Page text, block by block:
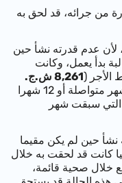
جرائه، قد لحق به
عدم قدرته نشأ حين
بدأ يعمل، وكانت
8,261 ش.ج.
) خلال 6 أشهر متواصلة أو 12 شهرا
من ضمن الأشهر ال-24 التي سبقت شهر
حين لم يكن مقيما
كانت قد لحقت به خلال
صحية قائمة،